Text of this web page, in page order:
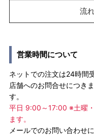
流
営業時間について
ネットでの注文は24時間
店舗へのお問合せにつき
す。
平日 9:00～17:00 ※土曜
ます。
メールでのお問い合わせ